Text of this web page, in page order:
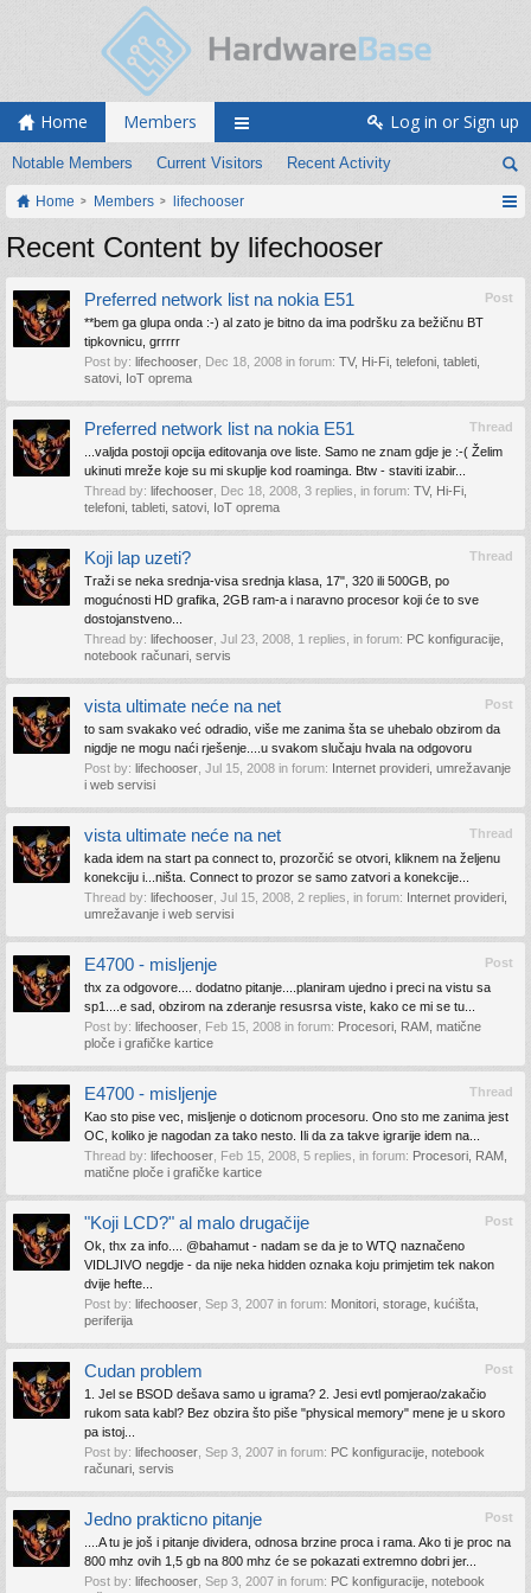
Home Members
Notable Members Current Visitors Recent Activity
Log in or Sign up
Home Members lifechooser
Recent Content by lifechooser
Post
Preferred network list na nokia E51
**bem ga glupa onda :-) al zato je bitno da ima podršku za bežičnu BT
tipkovnicu, grrrrr
Post by: lifechooser Dec 18, 2008 in forum: TV, Hi-Fi, telefoni, tableti,
satovi, IoT oprema
Thread
Preferred network list na nokia E51
...valjda postoji opcija editovanja ove liste. Samo ne znam gdje je :-( Želim
ukinuti mreže koje su mi skuplje kod roaminga. Btw - staviti izabir...
Thread by: lifechooser Dec 18, 2008 , 3 replies, in forum: TV, Hi-Fi,
telefoni, tableti, satovi, IoT oprema
Thread
Koji lap uzeti?
Traži se neka srednja-visa srednja klasa, 17", 320 ili 500GB, po
mogućnosti HD grafika, 2GB ram-a i naravno procesor koji će to sve
dostojanstveno...
Thread by: lifechooser Jul 23, 2008 , 1 replies, in forum: PC konfiguracije,
notebook računari, servis
Post
vista ultimate neće na net
to sam svakako već odradio, više me zanima šta se uhebalo obzirom da
nigdje ne mogu naći rješenje....u svakom slučaju hvala na odgovoru
Post by: lifechooser Jul 15, 2008 in forum: Internet provideri, umrežavanje
i web servisi
Thread
vista ultimate neće na net
kada idem na start pa connect to, prozorčić se otvori, kliknem na željenu
konekciju i...ništa. Connect to prozor se samo zatvori a konekcije...
Thread by: lifechooser Jul 15, 2008 , 2 replies, in forum: Internet provideri,
umrežavanje i web servisi
Post
E4700 - misljenje
thx za odgovore.... dodatno pitanje....planiram ujedno i preci na vistu sa
sp1....e sad, obzirom na zderanje resusrsa viste, kako ce mi se tu...
Post by: lifechooser Feb 15, 2008 in forum: Procesori, RAM, matične
ploče i grafičke kartice
Thread
E4700 - misljenje
Kao sto pise vec, misljenje o doticnom procesoru. Ono sto me zanima jest
OC, koliko je nagodan za tako nesto. Ili da za takve igrarije idem na...
Thread by: lifechooser Feb 15, 2008 , 5 replies, in forum: Procesori, RAM,
matične ploče i grafičke kartice
Post
"Koji LCD?" al malo drugačije
Ok, thx za info.... @bahamut - nadam se da je to WTQ naznačeno
VIDLJIVO negdje - da nije neka hidden oznaka koju primjetim tek nakon
dvije hefte...
Post by: lifechooser Sep 3, 2007 in forum: Monitori, storage, kućišta,
periferija
Post
Cudan problem
1. Jel se BSOD dešava samo u igrama? 2. Jesi evtl pomjerao/zakačio
rukom sata kabl? Bez obzira što piše "physical memory" mene je u skoro
pa istoj...
Post by: lifechooser Sep 3, 2007 in forum: PC konfiguracije, notebook
računari, servis
Post
Jedno prakticno pitanje
....A tu je još i pitanje dividera, odnosa brzine proca i rama. Ako ti je proc na
800 mhz ovih 1,5 gb na 800 mhz će se pokazati extremno dobri jer...
Post by: lifechooser Sep 3, 2007 in forum: PC konfiguracije, notebook